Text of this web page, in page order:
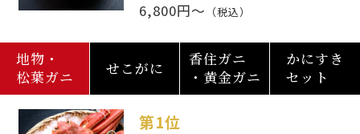
6,800円～ （税込）
地物・
松葉ガニ
せこがに
香住ガニ
・黄金ガニ
かにすき
セット
第1位